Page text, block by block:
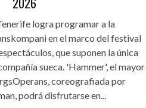
logra programar a la
en el marco del festival
que suponen la única
sueca. 'Hammer', el mayor
coreografiada por
podrá disfrutarse en...